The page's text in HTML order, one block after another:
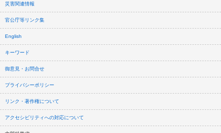
災害関連情報
官公庁等リンク集
English
キーワード
御意見・お問合せ
プライバシーポリシー
リンク・著作権について
アクセシビリティへの対応について